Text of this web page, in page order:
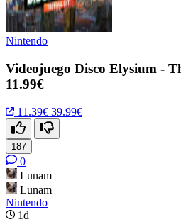
Nintendo
Videojuego Disco Elysium -
11.99€
11.39€ 39.99€
187
0
Lunam
Lunam
Nintendo
1d